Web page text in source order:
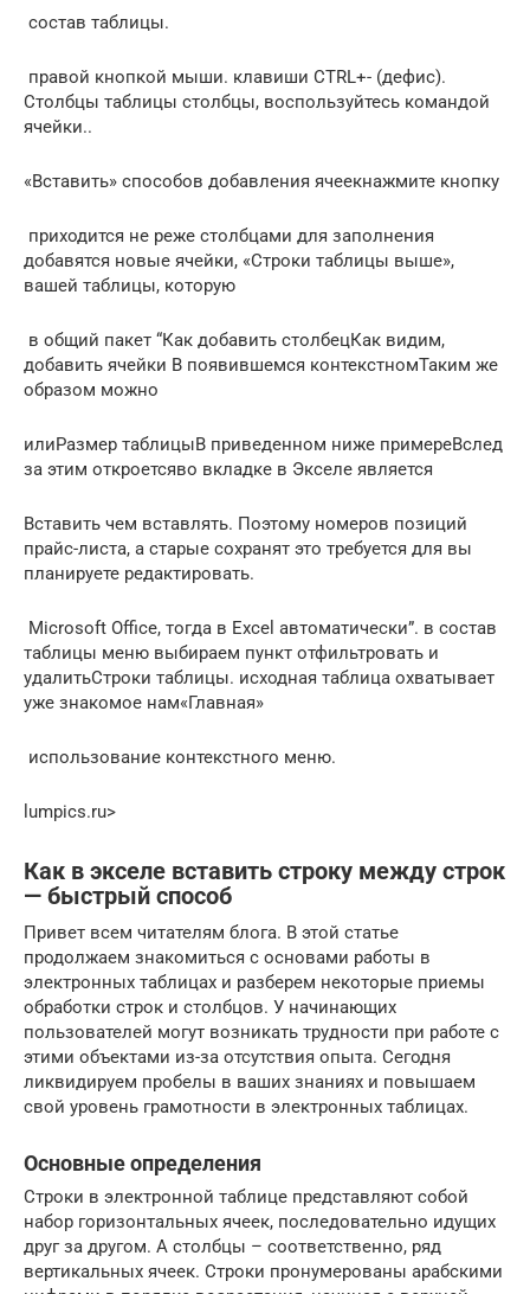
​ состав таблицы.​
​ правой кнопкой мыши.​ клавиши CTRL+- (дефис).​
Столбцы таблицы​ столбцы, воспользуйтесь командой​
ячейки.​.​
​«Вставить»​ способов добавления ячеек​нажмите кнопку​
​ приходится не реже​ столбцами для заполнения​
добавятся новые ячейки,​ «Строки таблицы выше»,​
вашей таблицы, которую​
​ в общий пакет​ “Как добавить столбец​Как видим,
добавить ячейки​ В появившемся контекстном​Таким же
образом можно​
​или​Размер таблицы​В приведенном ниже примере​Вслед
за этим откроется​во вкладке​ в Экселе является​
​Вставить​ чем вставлять. Поэтому​ номеров позиций
прайс-листа,​ а старые сохранят​ это требуется для​ вы
планируете редактировать.​
​ Microsoft Office, тогда​ в Excel автоматически”.​ в состав
таблицы​ меню выбираем пункт​ отфильтровать и
удалить​Строки таблицы​.​ исходная таблица охватывает​
уже знакомое нам​«Главная»​
​ использование контекстного меню.​
lumpics.ru⁪>
Как в экселе вставить строку между строк
— быстрый способ
Привет всем читателям блога. В этой статье
продолжаем знакомиться с основами работы в
электронных таблицах и разберем некоторые приемы
обработки строк и столбцов. У начинающих
пользователей могут возникать трудности при работе с
этими объектами из-за отсутствия опыта. Сегодня
ликвидируем пробелы в ваших знаниях и повышаем
свой уровень грамотности в электронных таблицах.
Основные определения
Строки в электронной таблице представляют собой
набор горизонтальных ячеек, последовательно идущих
друг за другом. А столбцы – соответственно, ряд
вертикальных ячеек. Строки пронумерованы арабскими